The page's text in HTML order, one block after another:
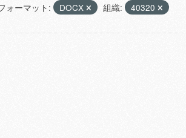
ォーマット: DOCX 組織: 40320